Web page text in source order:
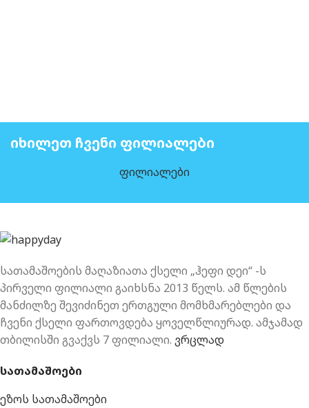
ᲘᲮᲘᲚᲔᲗ ᲩᲕᲔᲜᲘ ᲤᲘᲚᲘᲐᲚᲔᲑᲘ
ფილიალები
სათამაშოების მაღაზიათა ქსელი „ჰეფი დეი“ -ს
პირველი ფილიალი გაიხსნა 2013 წელს. ამ წლების
მანძილზე შევიძინეთ ერთგული მომხმარებლები და
ჩვენი ქსელი ფართოვდება ყოველწლიურად. ამჯამად
თბილისში გვაქვს 7 ფილიალი. ვრცლად
სათამაშოები
ეზოს სათამაშოები